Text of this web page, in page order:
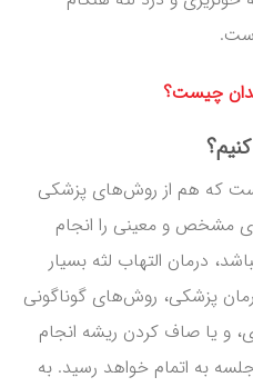
چیست؟
است که هم از روش‌های پزشکی
مشخص و معینی را انجام
درمان التهاب لثه بسیار
پزشکی، روش‌های گوناگونی
و یا صاف کردن ریشه انجام
به اتمام خواهد رسید. به